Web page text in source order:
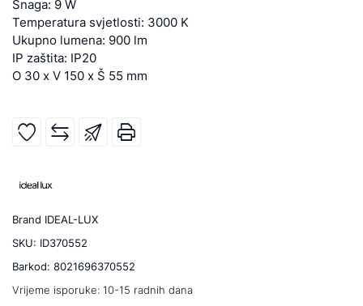
Snaga: 9 W
Temperatura svjetlosti: 3000 K
Ukupno lumena: 900 lm
IP zaštita: IP20
O 30 x V 150 x Š 55 mm
Brand IDEAL-LUX
SKU: ID370552
Barkod: 8021696370552
Vrijeme isporuke: 10-15 radnih dana